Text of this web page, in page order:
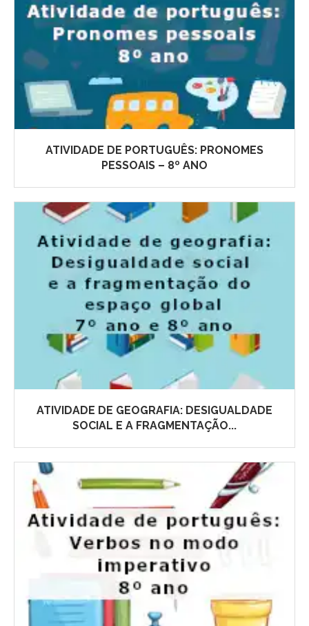
ATIVIDADE DE PORTUGUÊS: PRONOMES
PESSOAIS – 8º ANO
ATIVIDADE DE GEOGRAFIA: DESIGUALDADE
SOCIAL E A FRAGMENTAÇÃO...